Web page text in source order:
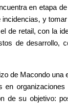
en etapa
incidencias, y
de retail, con la
de desarrollo,
de Macondo
en
de su objetivo: